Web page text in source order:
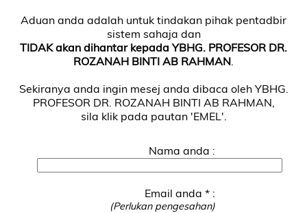
Aduan anda adalah untuk tindakan pihak pentadbir
sistem sahaja dan
TIDAK akan dihantar kepada YBHG. PROFESOR DR.
ROZANAH BINTI AB RAHMAN
Sekiranya anda ingin mesej anda dibaca oleh YBHG.
PROFESOR DR. ROZANAH BINTI AB RAHMAN,
sila klik pada pautan 'EMEL'.
Nama anda :
Email anda * :
(Perlukan pengesahan)